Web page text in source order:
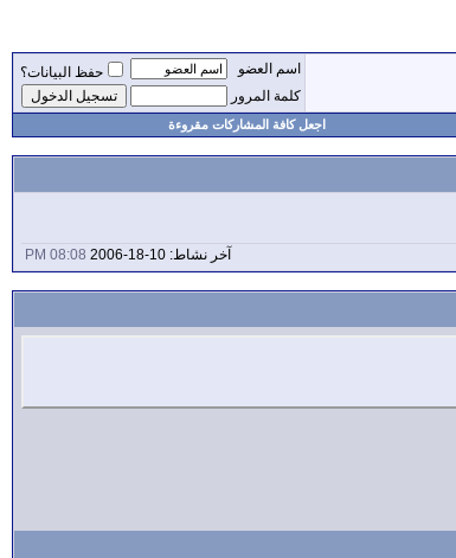
اسم العضو
حفظ البيانات؟
كلمة المرور
اجعل كافة المشاركات مقروءة
آخر نشاط: 10-18-2006
08:08 PM